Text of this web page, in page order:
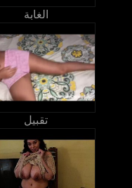
الغابة
تقبيل